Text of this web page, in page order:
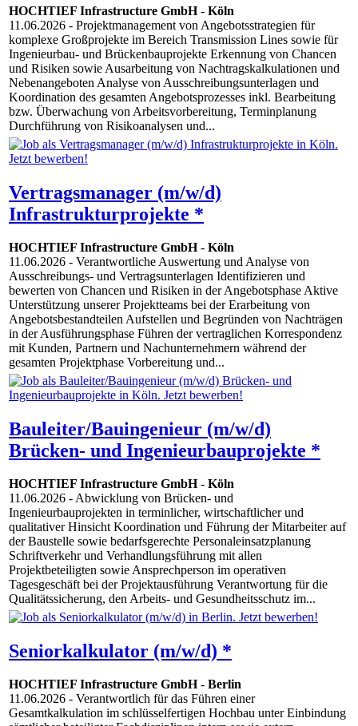
HOCHTIEF Infrastructure GmbH- Köln
11.06.2026 - Projektmanagement von Angebotsstrategien für
komplexe Großprojekte im Bereich Transmission Lines sowie für
Ingenieurbau- und Brückenbauprojekte Erkennung von Chancen
und Risiken sowie Ausarbeitung von Nachtragskalkulationen und
Nebenangeboten Analyse von Ausschreibungsunterlagen und
Koordination des gesamten Angebotsprozesses inkl. Bearbeitung
bzw. Überwachung von Arbeitsvorbereitung, Terminplanung
Durchführung von Risikoanalysen und...
Vertragsmanager (m/w/d)
Infrastrukturprojekte *
HOCHTIEF Infrastructure GmbH- Köln
11.06.2026 - Verantwortliche Auswertung und Analyse von
Ausschreibungs- und Vertragsunterlagen Identifizieren und
bewerten von Chancen und Risiken in der Angebotsphase Aktive
Unterstützung unserer Projektteams bei der Erarbeitung von
Angebotsbestandteilen Aufstellen und Begründen von Nachträgen
in der Ausführungsphase Führen der vertraglichen Korrespondenz
mit Kunden, Partnern und Nachunternehmern während der
gesamten Projektphase Vorbereitung und...
Bauleiter/Bauingenieur (m/w/d)
Brücken- und Ingenieurbauprojekte *
HOCHTIEF Infrastructure GmbH- Köln
11.06.2026 - Abwicklung von Brücken- und
Ingenieurbauprojekten in terminlicher, wirtschaftlicher und
qualitativer Hinsicht Koordination und Führung der Mitarbeiter auf
der Baustelle sowie bedarfsgerechte Personaleinsatzplanung
Schriftverkehr und Verhandlungsführung mit allen
Projektbeteiligten sowie Ansprechperson im operativen
Tagesgeschäft bei der Projektausführung Verantwortung für die
Qualitätssicherung, den Arbeits- und Gesundheitsschutz im...
Seniorkalkulator (m/w/d) *
HOCHTIEF Infrastructure GmbH- Berlin
11.06.2026 - Verantwortlich für das Führen einer
Gesamtkalkulation im schlüsselfertigen Hochbau unter Einbindung